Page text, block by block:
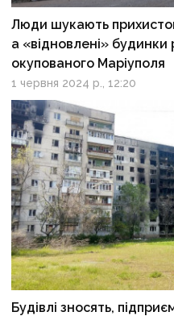
Люди шукають
а «відновлені»
окупованого Маріуполя
1 червня 2024 р., 12:20
Будівлі зносять,